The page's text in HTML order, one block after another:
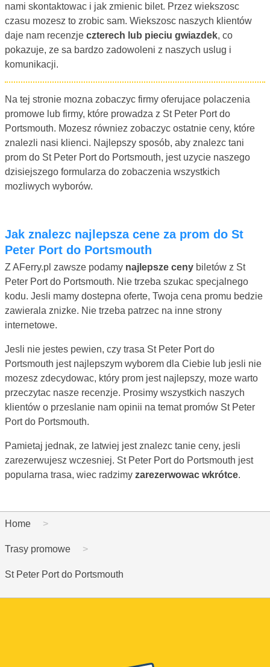
nami skontaktowac i jak zmienic bilet. Przez wiekszosc
czasu mozesz to zrobic sam. Wiekszosc naszych klientów
daje nam recenzje czterech lub pieciu gwiazdek, co
pokazuje, ze sa bardzo zadowoleni z naszych uslug i
komunikacji.
Na tej stronie mozna zobaczyc firmy oferujace polaczenia
promowe lub firmy, które prowadza z St Peter Port do
Portsmouth. Mozesz równiez zobaczyc ostatnie ceny, które
znalezli nasi klienci. Najlepszy sposób, aby znalezc tani
prom do St Peter Port do Portsmouth, jest uzycie naszego
dzisiejszego formularza do zobaczenia wszystkich
mozliwych wyborów.
Jak znalezc najlepsza cene za prom do St
Peter Port do Portsmouth
Z AFerry.pl zawsze podamy najlepsze ceny biletów z St
Peter Port do Portsmouth. Nie trzeba szukac specjalnego
kodu. Jesli mamy dostepna oferte, Twoja cena promu bedzie
zawierala znizke. Nie trzeba patrzec na inne strony
internetowe.
Jesli nie jestes pewien, czy trasa St Peter Port do
Portsmouth jest najlepszym wyborem dla Ciebie lub jesli nie
mozesz zdecydowac, który prom jest najlepszy, moze warto
przeczytac nasze recenzje. Prosimy wszystkich naszych
klientów o przeslanie nam opinii na temat promów St Peter
Port do Portsmouth.
Pamietaj jednak, ze latwiej jest znalezc tanie ceny, jesli
zarezerwujesz wczesniej. St Peter Port do Portsmouth jest
popularna trasa, wiec radzimy zarezerwowac wkrótce.
Home
Trasy promowe
St Peter Port do Portsmouth